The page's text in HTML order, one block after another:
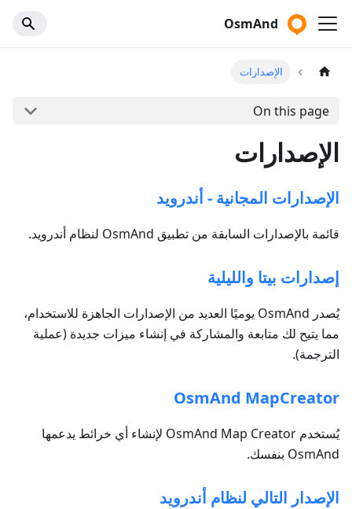
OsmAnd
الإصدارات
On this page
الإصدارات
الإصدارات المجانية - أندرويد
قائمة بالإصدارات السابقة من تطبيق OsmAnd لنظام أندرويد.
إصدارات بيتا والليلية
يُصدر OsmAnd يوميًا العديد من الإصدارات الجاهزة للاستخدام،
مما يتيح لك متابعة والمشاركة في إنشاء ميزات جديدة (عملية
الترجمة).
OsmAnd MapCreator
يُستخدم OsmAnd Map Creator لإنشاء أي خرائط يدعمها
OsmAnd بنفسك.
الإصدار التالي لنظام أندرويد